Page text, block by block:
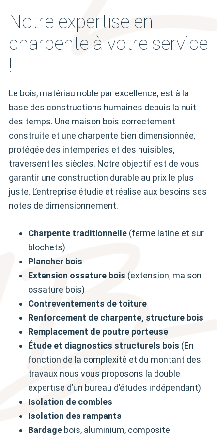
Notre expertise en
charpente à votre service
!
Le bois, matériau noble par excellence, est à la
base des constructions humaines depuis la nuit
des temps. Une maison bois correctement
construite et une charpente bien dimensionnée,
protégée des intempéries et des nuisibles,
traversent les siècles. Notre objectif est de vous
garantir une construction durable au prix le plus
juste. L’entreprise étudie et réalise aux besoins ses
notes de dimensionnement.
Charpente traditionnelle (ferme latine et sur
blochets)
Plancher bois
Extension ossature bois (extension, maison
ossature bois)
Contreventements de toiture
Renforcement de charpente, structure bois
Remplacement de poutre porteuse
Étude et diagnostics structurels bois (En
fonction de la complexité et du montant des
travaux nous vous proposons la double
expertise d’un bureau d’études indépendant)
Isolation de combles
Isolation des rampants
Bardage bois, aluminium, composite